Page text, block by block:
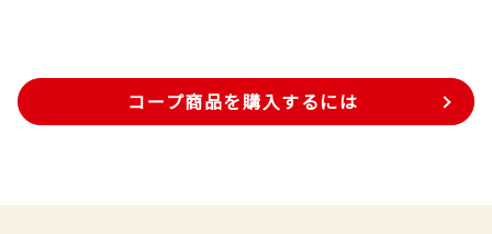
コープ商品を購入するには